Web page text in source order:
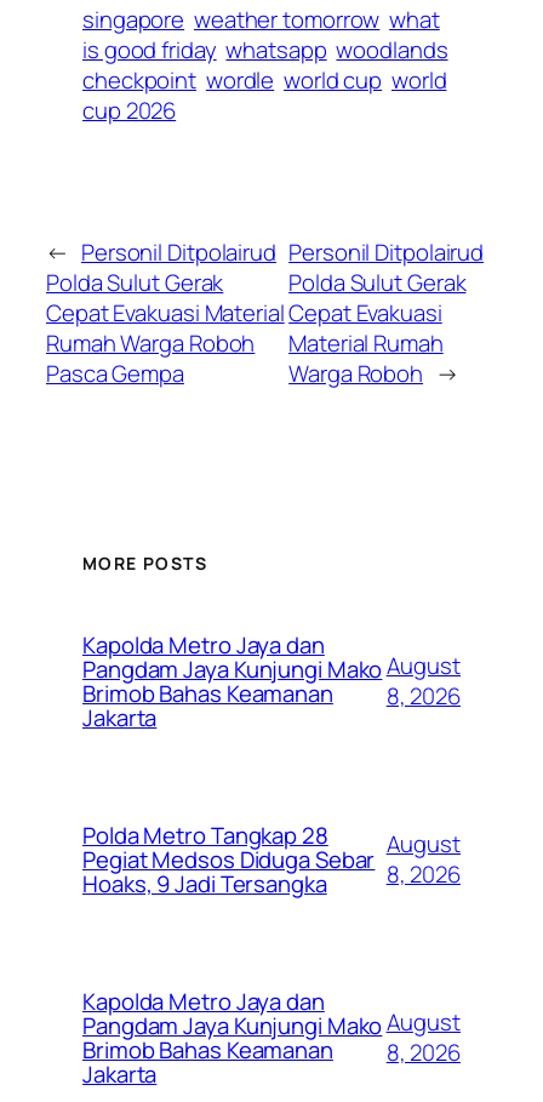
singapore weather tomorrow what
is good friday whatsapp woodlands
checkpoint wordle world cup world
cup 2026
← Personil Ditpolairud
Polda Sulut Gerak
Cepat Evakuasi Material
Rumah Warga Roboh
Pasca Gempa
Personil Ditpolairud
Polda Sulut Gerak
Cepat Evakuasi
Material Rumah
Warga Roboh →
MORE POSTS
Kapolda Metro Jaya dan
Pangdam Jaya Kunjungi Mako
Brimob Bahas Keamanan
Jakarta
August
8, 2026
Polda Metro Tangkap 28
Pegiat Medsos Diduga Sebar
Hoaks, 9 Jadi Tersangka
August
8, 2026
Kapolda Metro Jaya dan
Pangdam Jaya Kunjungi Mako
Brimob Bahas Keamanan
Jakarta
August
8, 2026